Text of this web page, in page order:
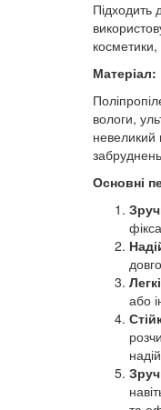
Підходить
косметики,
Матеріал:
вологи,
невеликий
Основні
або